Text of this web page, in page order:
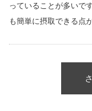
っていることが多いで
も簡単に摂取できる点